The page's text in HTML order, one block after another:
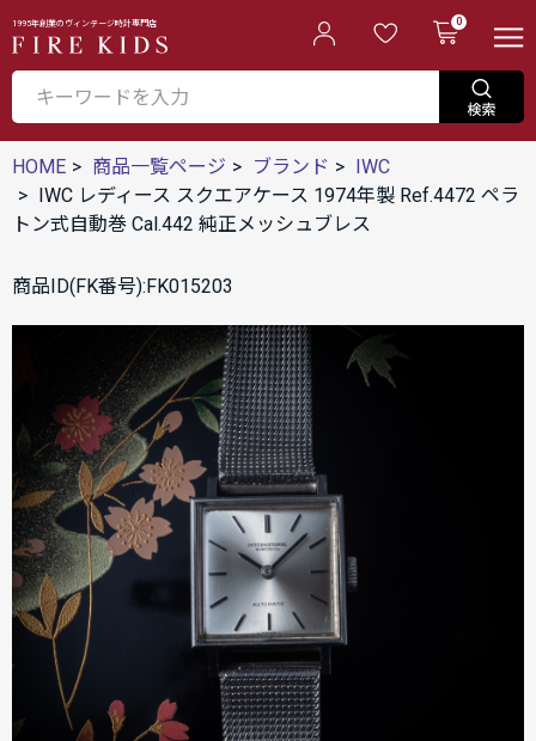
1995年創業のヴィンテージ時計専門店 0
HOME 商品一覧ページ ブランド
IWC
IWC レディース スクエアケース 1974年製 Ref.4472 ペラ
トン式自動巻 Cal.442 純正メッシュブレス
商品ID(FK番号):FK015203